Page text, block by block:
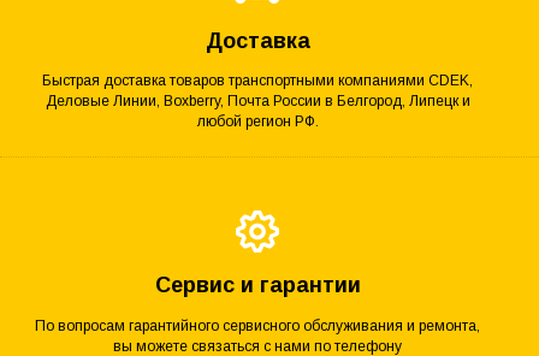
Доставка
Быстрая доставка товаров транспортными компаниями CDEK,
Деловые Линии, Boxberry, Почта России в Белгород, Липецк и
любой регион РФ.
Сервис и гарантии
По вопросам гарантийного сервисного обслуживания и ремонта,
вы можете связаться с нами по телефону